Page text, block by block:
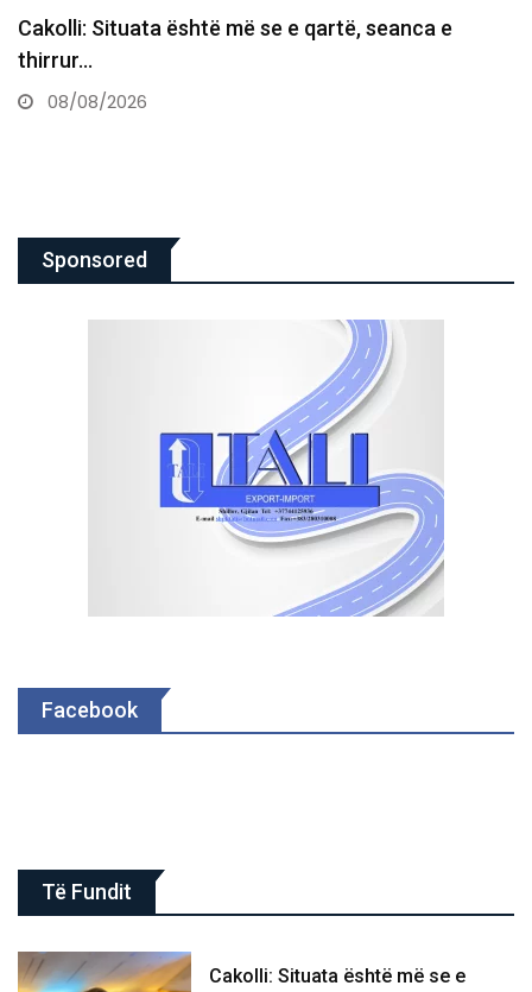
Burim Ramadani për deputetët e pushtetit:
Joseriozitet total, a ju…
08/08/2026
Sponsored
Facebook
Të Fundit
Cakolli: Situata është më se e